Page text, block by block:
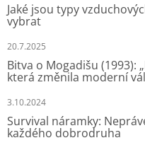
Jaké jsou typy
vybrat
20.7.2025
Bitva o Mogadišu (1993):
která změnila moderní
3.10.2024
Survival náramky:
každého dobrodruha